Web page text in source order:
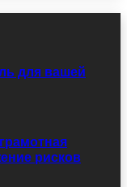
для вашей
рисков